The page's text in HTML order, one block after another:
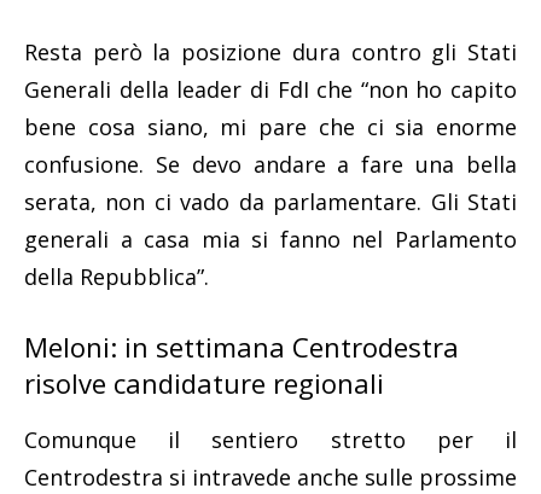
Resta però la posizione dura contro gli Stati
Generali della leader di FdI che “non ho capito
bene cosa siano, mi pare che ci sia enorme
confusione. Se devo andare a fare una bella
serata, non ci vado da parlamentare. Gli Stati
generali a casa mia si fanno nel Parlamento
della Repubblica”.
Meloni: in settimana Centrodestra
risolve candidature regionali
Comunque il sentiero stretto per il
Centrodestra si intravede anche sulle prossime